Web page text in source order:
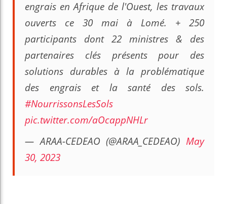
engrais en Afrique de l'Ouest, les travaux
ouverts ce 30 mai à Lomé. + 250
participants dont 22 ministres & des
partenaires clés présents pour des
solutions durables à la problématique
des engrais et la santé des sols.
#NourrissonsLesSols
pic.twitter.com/aOcappNHLr
— ARAA-CEDEAO (@ARAA_CEDEAO) May
30, 2023